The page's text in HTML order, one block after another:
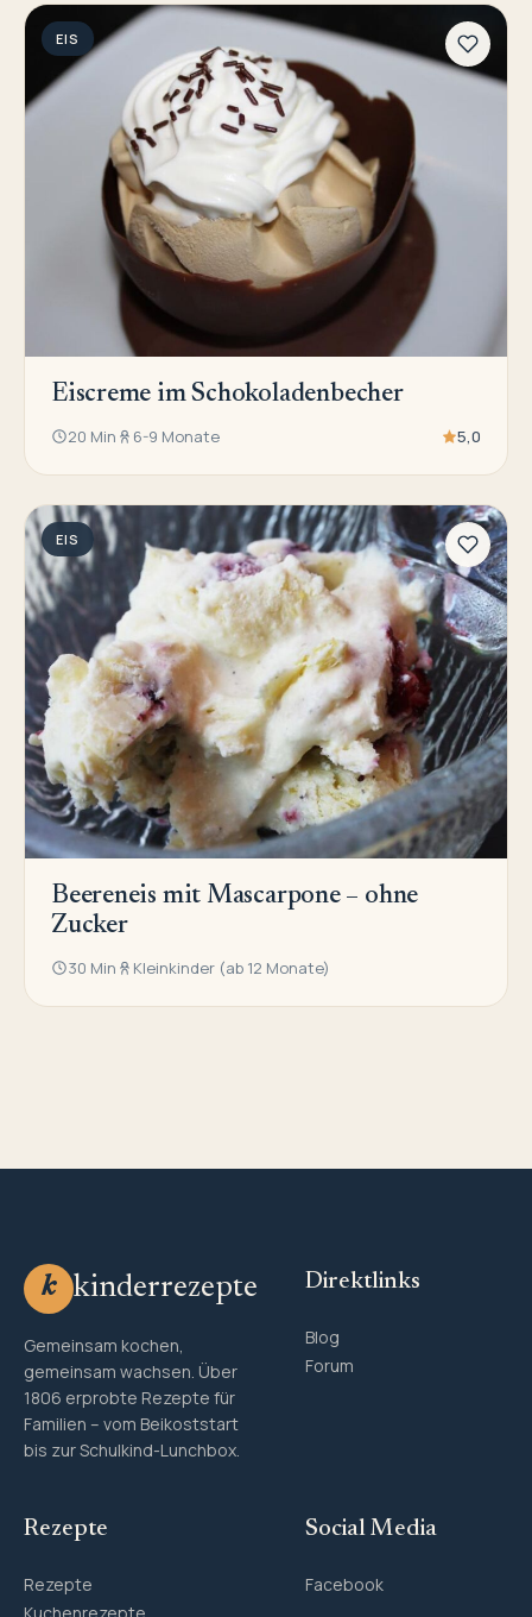
EIS
Eiscreme im Schokoladenbecher
20 Min 6-9 Monate 5,0
EIS
Beereneis mit Mascarpone – ohne
Zucker
30 Min Kleinkinder (ab 12 Monate)
k kinderrezepte
Gemeinsam kochen,
gemeinsam wachsen. Über
1806 erprobte Rezepte für
Familien – vom Beikoststart
bis zur Schulkind-Lunchbox.
Direktlinks
Blog
Forum
Rezepte
Rezepte
Kuchenrezepte
Social Media
Facebook